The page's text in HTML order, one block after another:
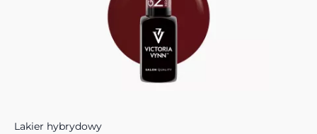
Lakier hybrydowy